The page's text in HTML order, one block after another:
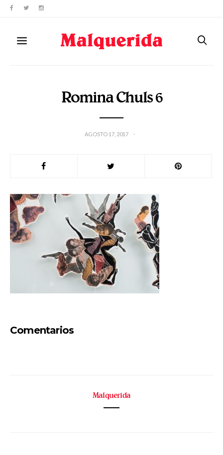
Romina Chuls 6
AGOSTO 17, 2017
Comentarios
Malquerida